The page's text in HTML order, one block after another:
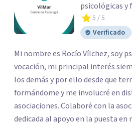
psicológicas y
5 / 5
Verificado
Mi nombre es Rocío Vílchez, soy
vocación, mi principal interés
los demás y por ello desde que
formándome y me involucré en
asociaciones. Colaboré con la asociación Termalay,
dedicada al apoyo en la puesta en